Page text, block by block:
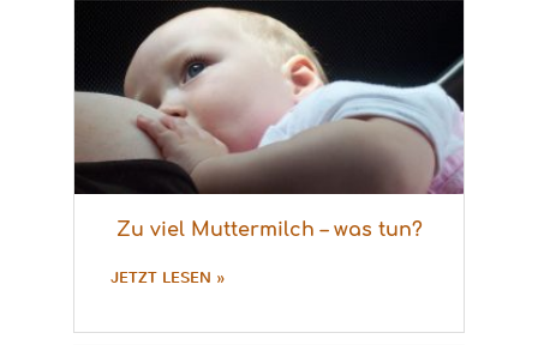
Zu viel Muttermilch – was tun?
JETZT LESEN »